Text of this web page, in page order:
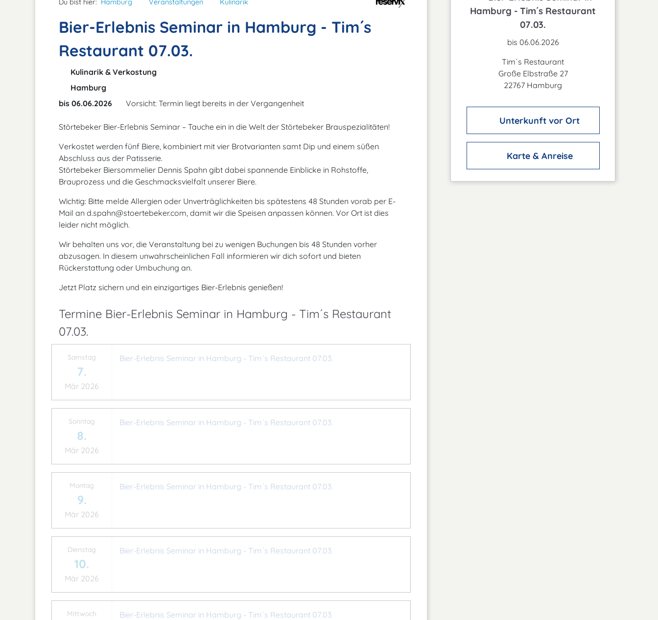
Du bist hier: Hamburg Veranstaltungen Kulinarik
Bier-Erlebnis Seminar in Hamburg - Tim´s
Restaurant 07.03.
Kulinarik & Verkostung
Hamburg
bis 06.06.2026
Vorsicht: Termin liegt bereits in der Vergangenheit
Störtebeker Bier-Erlebnis Seminar – Tauche ein in die Welt der Störtebeker Brauspezialitäten!
Verkostet werden fünf Biere, kombiniert mit vier Brotvarianten samt Dip und einem süßen
Abschluss aus der Patisserie.
Störtebeker Biersommelier Dennis Spahn gibt dabei spannende Einblicke in Rohstoffe,
Brauprozess und die Geschmacksvielfalt unserer Biere.
Wichtig: Bitte melde Allergien oder Unverträglichkeiten bis spätestens 48 Stunden vorab per E-
Mail an d.spahn@stoertebeker.com, damit wir die Speisen anpassen können. Vor Ort ist dies
leider nicht möglich.
Wir behalten uns vor, die Veranstaltung bei zu wenigen Buchungen bis 48 Stunden vorher
abzusagen. In diesem unwahrscheinlichen Fall informieren wir dich sofort und bieten
Rückerstattung oder Umbuchung an.
Jetzt Platz sichern und ein einzigartiges Bier-Erlebnis genießen!
Termine Bier-Erlebnis Seminar in Hamburg - Tim´s Restaurant
07.03.
Samstag
7.
Mär 2026
Bier-Erlebnis Seminar in Hamburg - Tim´s Restaurant 07.03.
Sonntag
8.
Mär 2026
Bier-Erlebnis Seminar in Hamburg - Tim´s Restaurant 07.03.
Montag
9.
Mär 2026
Bier-Erlebnis Seminar in Hamburg - Tim´s Restaurant 07.03.
Dienstag
10.
Mär 2026
Bier-Erlebnis Seminar in Hamburg - Tim´s Restaurant 07.03.
Mittwoch Bier-Erlebnis Seminar in Hamburg - Tim´s Restaurant 07.03.
Hamburg - Tim´s Restaurant
07.03.
bis 06.06.2026
Tim´s Restaurant
Große Elbstraße 27
22767 Hamburg
Unterkunft vor Ort
Karte & Anreise